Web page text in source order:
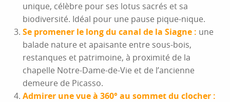
unique, célèbre pour ses lotus sacrés et sa
biodiversité. Idéal pour une pause pique-nique.
Se promener le long du canal de la Siagne : une
balade nature et apaisante entre sous-bois,
restanques et patrimoine, à proximité de la
chapelle Notre-Dame-de-Vie et de l’ancienne
demeure de Picasso.
Admirer une vue à 360° au sommet du clocher :